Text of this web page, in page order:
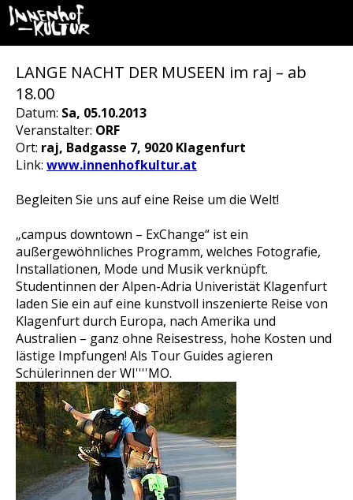
LANGE NACHT DER MUSEEN im raj – ab
18.00
Datum: Sa, 05.10.2013
Veranstalter: ORF
Ort: raj, Badgasse 7, 9020 Klagenfurt
Link: www.innenhofkultur.at
Begleiten Sie uns auf eine Reise um die Welt!
„campus downtown – ExChange“ ist ein
außergewöhnliches Programm, welches Fotografie,
Installationen, Mode und Musik verknüpft.
Studentinnen der Alpen-Adria Univeristät Klagenfurt
laden Sie ein auf eine kunstvoll inszenierte Reise von
Klagenfurt durch Europa, nach Amerika und
Australien – ganz ohne Reisestress, hohe Kosten und
lästige Impfungen! Als Tour Guides agieren
Schülerinnen der WI''''MO.